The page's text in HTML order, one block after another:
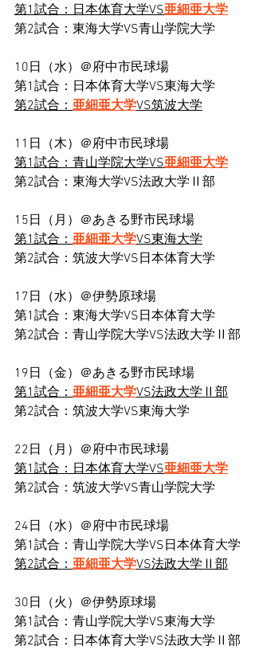
第1試合：日本体育大学VS亜細亜大学
第2試合：東海大学VS青山学院大学
10日（水）＠府中市民球場
第1試合：日本体育大学VS東海大学
第2試合：亜細亜大学VS筑波大学
11日（木）＠府中市民球場
第1試合：青山学院大学VS亜細亜大学
第2試合：東海大学VS法政大学Ⅱ部
15日（月）＠あきる野市民球場
第1試合：亜細亜大学VS東海大学
第2試合：筑波大学VS日本体育大学
17日（水）＠伊勢原球場
第1試合：東海大学VS日本体育大学
第2試合：青山学院大学VS法政大学Ⅱ部
19日（金）＠あきる野市民球場
第1試合：亜細亜大学VS法政大学Ⅱ部
第2試合：筑波大学VS東海大学
22日（月）＠府中市民球場
第1試合：日本体育大学VS亜細亜大学
第2試合：筑波大学VS青山学院大学
24日（水）＠府中市民球場
第1試合：青山学院大学VS日本体育大学
第2試合：亜細亜大学VS法政大学Ⅱ部
30日（火）＠伊勢原球場
第1試合：青山学院大学VS東海大学
第2試合：日本体育大学VS法政大学Ⅱ部